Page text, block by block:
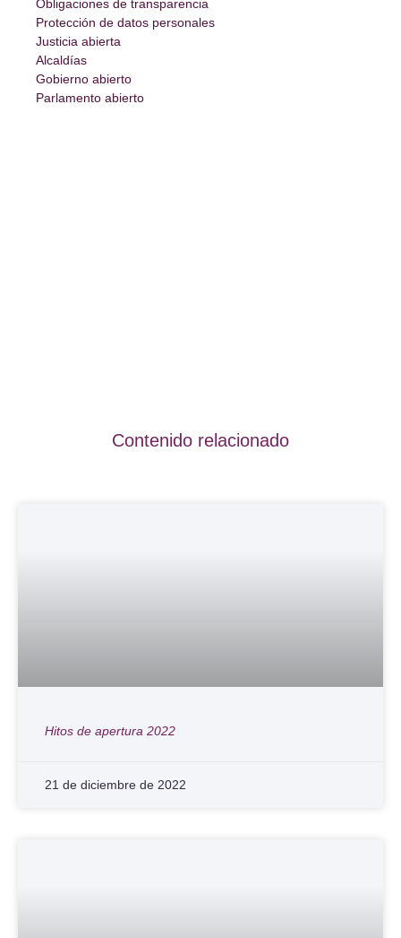
Obligaciones de transparencia
Protección de datos personales
Justicia abierta
Alcaldías
Gobierno abierto
Parlamento abierto
Contenido relacionado
Hitos de apertura 2022
21 de diciembre de 2022